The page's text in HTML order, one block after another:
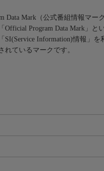
Data Mark（公式番組情報マーク
Official Program Data Mark」と
SI(Service Information)情報」を
れているマークです。